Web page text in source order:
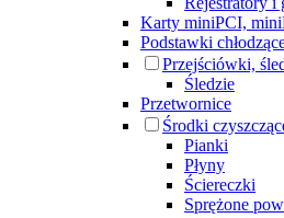
Karty miniPCI,
Podstawki
Przejściówki,
Śledzie
Przetwornice
Środki
Pianki
Płyny
Ściereczki
Sprężone